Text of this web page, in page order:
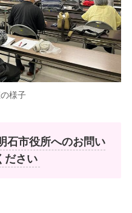
様子
石市役所へのお問い
ださい